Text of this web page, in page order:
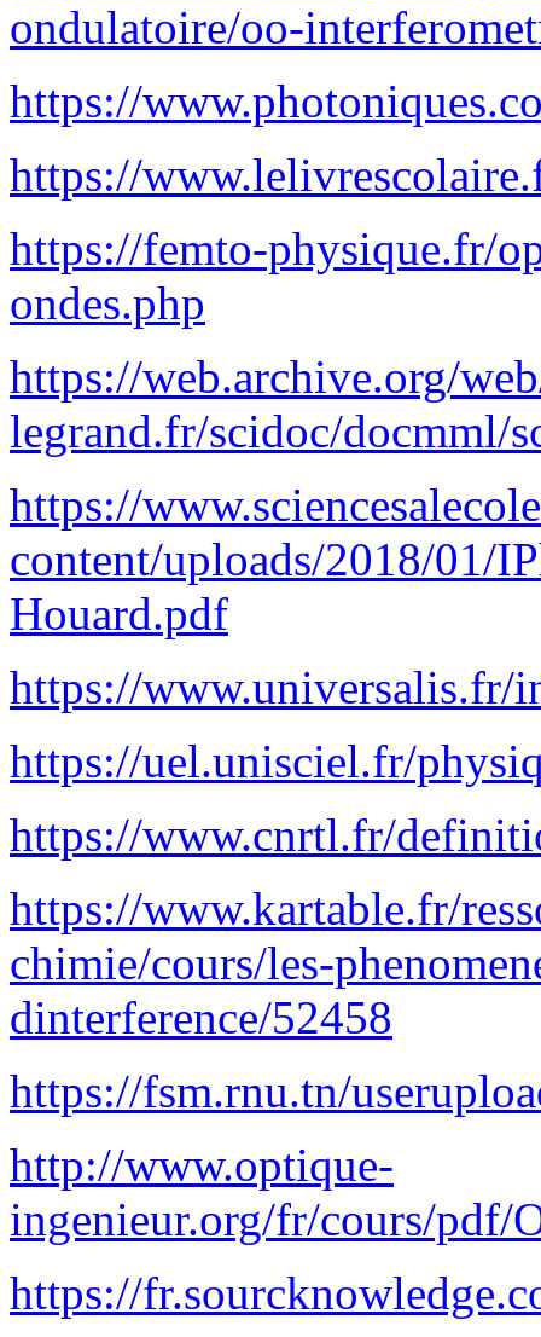
ondulatoire/oo-
https://
https://
https://femto-physique.fr/
ondes.php
https://web.archive.org/
legrand.fr/scidoc/docmml/
https://
content/uploads/2018/01/
Houard.pdf
https://www.universalis.fr/
https://uel.unisciel.fr/
https://www.cnrtl.fr/
https://www.kartable.fr/
chimie/cours/les-
dinterference/52458
https://fsm.rnu.tn/
http://www.optique-
ingenieur.org/fr/cours/pdf/
https://